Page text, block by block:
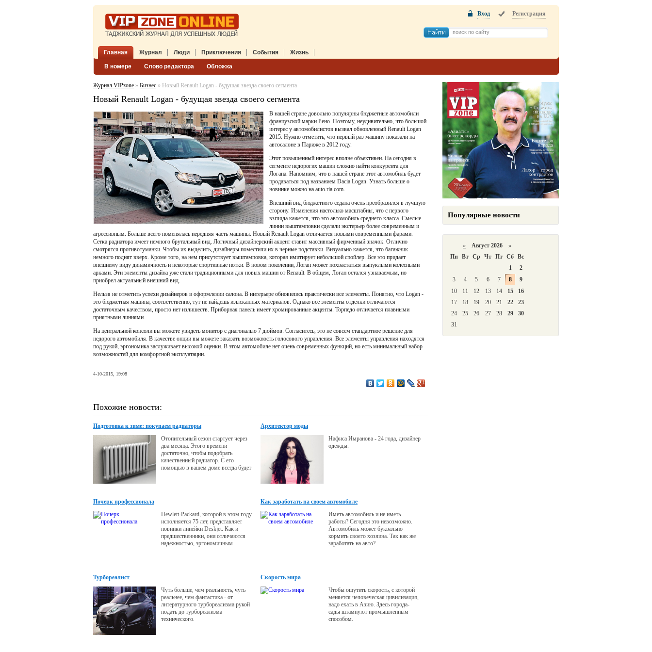
Главная Журнал
В номере Слово редактора Обложка
Люди Приключения События Жизнь
Вход Регистрация
Журнал VIPzone » Бизнес » Новый Renault Logan - будущая звезда своего сегмента
Новый Renault Logan - будущая звезда своего сегмента
В нашей стране довольно популярны бюджетные автомобили
французской марки Рено. Поэтому, неудивительно, что большой
интерес у автомобилистов вызвал обновленный Renault Logan
2015. Нужно отметить, что первый раз машину показали на
автосалоне в Париже в 2012 году.
Этот повышенный интерес вполне объективен. На сегодня в
сегменте недорогих машин сложно найти конкурента для
Логана. Напомним, что в нашей стране этот автомобиль будет
продаваться под названием Dacia Logan. Узнать больше о
новинке можно на auto.ria.com.
Внешний вид бюджетного седана очень преобразился в лучшую
сторону. Изменения настолько масштабны, что с первого
взгляда кажется, что это автомобиль среднего класса. Смелые
линии выштамповки сделали экстерьер более современным и
агрессивным. Больше всего поменялась передняя часть машины. Новый Renault Logan отличается новыми современными фарами.
Сетка радиатора имеет немного брутальный вид. Логичный дизайнерский акцент ставит массивный фирменный значок. Отлично
смотрятся противотуманки. Чтобы их выделить, дизайнеры поместили их в черные подставки. Визуально кажется, что багажник
немного поднят вверх. Кроме того, на нем присутствует выштамповка, которая имитирует небольшой спойлер. Все это придает
внешнему виду динамичность и некоторые спортивные нотки. В новом поколении, Логан может похвастаться выпуклыми колесными
арками. Эти элементы дизайна уже стали традиционными для новых машин от Renault. В общем, Логан остался узнаваемым, но
приобрел актуальный внешний вид.
Нельзя не отметить успехи дизайнеров в оформлении салона. В интерьере обновились практически все элементы. Понятно, что Logan -
это бюджетная машина, соответственно, тут не найдешь изысканных материалов. Однако все элементы отделки отличаются
достаточным качеством, просто нет излишеств. Приборная панель имеет хромированные акценты. Торпедо отличается плавными
приятными линиями.
На центральной консоли вы можете увидеть монитор с диагональю 7 дюймов. Согласитесь, это не совсем стандартное решение для
недорого автомобиля. В качестве опции вы можете заказать возможность голосового управления. Все элементы управления находятся
под рукой, эргономика заслуживает высокой оценки. В этом автомобиле нет очень современных функций, но есть минимальный набор
возможностей для комфортной эксплуатации.
4-10-2015, 19:08
Похожие новости:
Подготовка к зиме: покупаем радиаторы
Отопительный сезон стартует через
два месяца. Этого времени
достаточно, чтобы подобрать
качественный радиатор. С его
помощью в вашем доме всегда будет
Архитектор моды
Нафиса Имранова - 24 года, дизайнер
одежды.
Почерк профессионала
Hewlett-Packard, которой в этом году
исполняется 75 лет, представляет
новинки линейки Deskjet. Как и
предшественники, они отличаются
надежностью, эргономичным
Как заработать на своем автомобиле
Иметь автомобиль и не иметь
работы? Сегодня это невозможно.
Автомобиль может буквально
кормить своего хозяина. Так как же
заработать на авто?
Турбореалист
Чуть больше, чем реальность, чуть
реальнее, чем фантастика - от
литературного турбореализма рукой
подать до турбореализма
технического.
Скорость мира
Чтобы ощутить скорость, с которой
меняется человеческая цивилизация,
надо ехать в Азию. Здесь города-
сады штампуют промышленным
способом.
Популярные новости
« Август 2026 »
Пн Вт Ср Чт Пт Сб Вс
1
2
3
4 5 6 7 8
9
10
11 12 13 14 15
16
17
18 19 20 21 22
23
24
25 26 27 28 29
30
31